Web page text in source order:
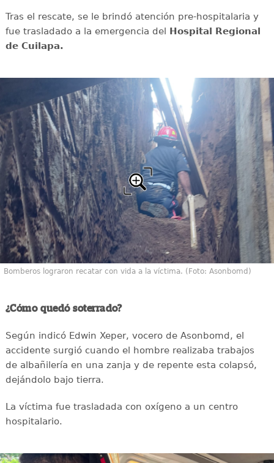
Tras el rescate, se le brindó atención pre-hospitalaria y
fue trasladado a la emergencia del Hospital Regional
de Cuilapa.
Bomberos lograron recatar con vida a la víctima. (Foto: Asonbomd)
¿Cómo quedó soterrado?
Según indicó Edwin Xeper, vocero de Asonbomd, el
accidente surgió cuando el hombre realizaba trabajos
de albañilería en una zanja y de repente esta colapsó,
dejándolo bajo tierra.
La víctima fue trasladada con oxígeno a un centro
hospitalario.